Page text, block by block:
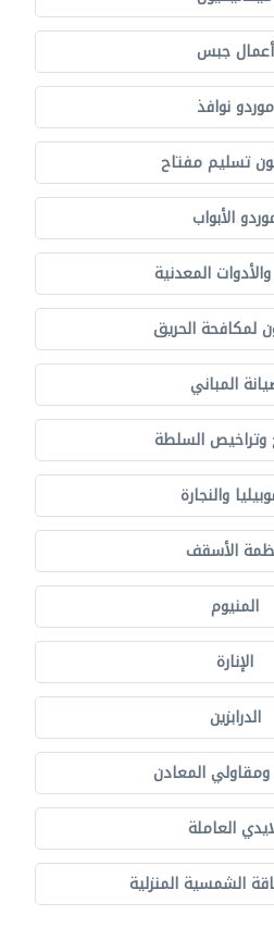
أعمال جبس
موردو نوافذ
تسليم مفتاح
الأبواب
المعدنية
لمكافحة الحريق
المباني
وتراخيص السلطة
والنجارة
الأسقف
المنيوم
الإنارة
الدرابزين
المعادن
العاملة
الشمسية المنزلية